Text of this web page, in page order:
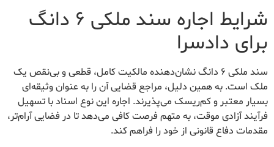
شرایط اجاره سند ملکی ۶ دانگ
برای دادسرا
سند ملکی ۶ دانگ نشان‌دهنده مالکیت کامل، قطعی و بی‌نقص یک
ملک است. به همین دلیل، مراجع قضایی آن را به عنوان وثیقه‌ای
بسیار معتبر و کم‌ریسک می‌پذیرند. اجاره این نوع اسناد با تسهیل
فرآیند آزادی موقت، به متهم فرصت کافی می‌دهد تا در فضایی آرام‌تر،
مقدمات دفاع قانونی از خود را فراهم کند.